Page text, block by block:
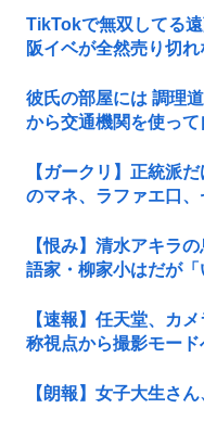
TikTokで無双してる
阪イベが全然売り切
彼氏の部屋には 調理
から交通機関を使って
【ガークリ】正統派
のマネ、ラファエ口、
【恨み】清水アキラ
語家・柳家小はだが
【速報】任天堂、カ
称視点から撮影モー
【朗報】女子大生さ